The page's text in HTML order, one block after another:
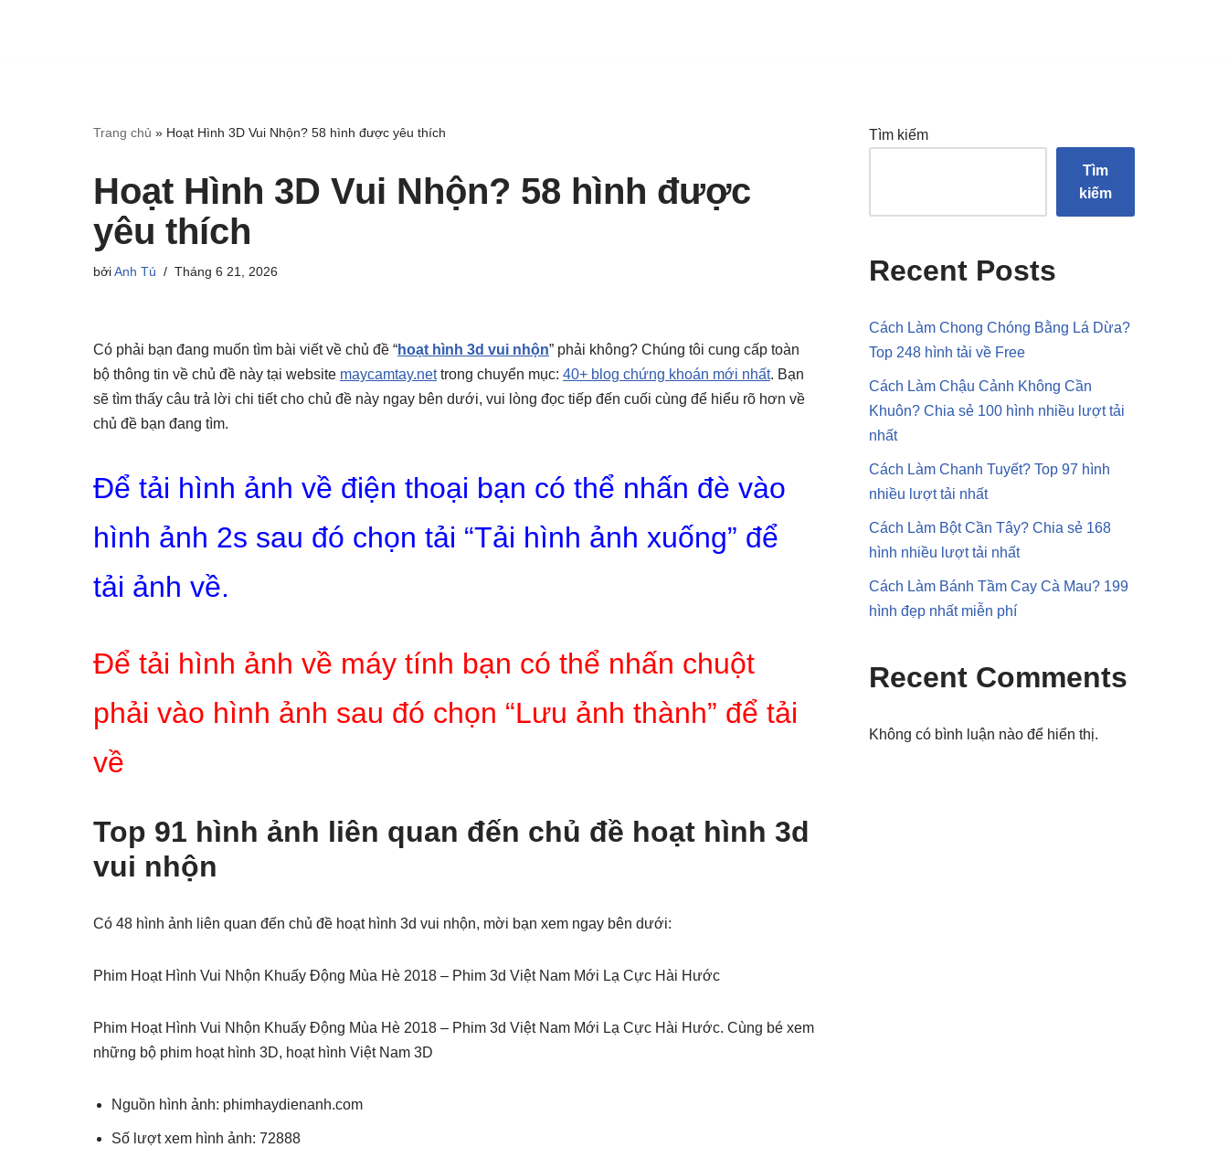
Trang chủ » Hoạt Hình 3D Vui Nhộn? 58 hình được yêu thích
Hoạt Hình 3D Vui Nhộn? 58 hình được
yêu thích
bởiAnh Tú Tháng 6 21, 2026
Có phải bạn đang muốn tìm bài viết về chủ đề “hoạt hình 3d vui nhộn” phải không? Chúng tôi cung cấp toàn
bộ thông tin về chủ đề này tại website maycamtay.nettrong chuyển mục: 40+ blog chứng khoán mới nhất. Bạn
sẽ tìm thấy câu trả lời chi tiết cho chủ đề này ngay bên dưới, vui lòng đọc tiếp đến cuối cùng để hiểu rõ hơn về
chủ đề bạn đang tìm.
Để tải hình ảnh về điện thoại bạn có thể nhấn đè vào
hình ảnh 2s sau đó chọn tải “Tải hình ảnh xuống” để
tải ảnh về.
Để tải hình ảnh về máy tính bạn có thể nhấn chuột
phải vào hình ảnh sau đó chọn “Lưu ảnh thành” để tải
về
Top 91 hình ảnh liên quan đến chủ đề hoạt hình 3d
vui nhộn
Có 48 hình ảnh liên quan đến chủ đề hoạt hình 3d vui nhộn, mời bạn xem ngay bên dưới:
Phim Hoạt Hình Vui Nhộn Khuấy Động Mùa Hè 2018 – Phim 3d Việt Nam Mới Lạ Cực Hài Hước
Phim Hoạt Hình Vui Nhộn Khuấy Động Mùa Hè 2018 – Phim 3d Việt Nam Mới Lạ Cực Hài Hước. Cùng bé xem
những bộ phim hoạt hình 3D, hoạt hình Việt Nam 3D
Nguồn hình ảnh: phimhaydienanh.com
Số lượt xem hình ảnh: 72888
Tìm kiếm
Tìm
kiếm
Recent Posts
Cách Làm Chong Chóng Bằng Lá Dừa?
Top 248 hình tải về Free
Cách Làm Chậu Cảnh Không Cần
Khuôn? Chia sẻ 100 hình nhiều lượt tải
nhất
Cách Làm Chanh Tuyết? Top 97 hình
nhiều lượt tải nhất
Cách Làm Bột Cần Tây? Chia sẻ 168
hình nhiều lượt tải nhất
Cách Làm Bánh Tầm Cay Cà Mau? 199
hình đẹp nhất miễn phí
Recent Comments
Không có bình luận nào để hiển thị.